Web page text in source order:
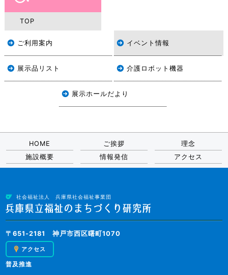
TOP
ご利用案内 イベント情報
展示品リスト 介護ロボット機器
展示ホールだより
HOME ご挨拶
理念
施設概要
情報発信 アクセス
社会福祉法人 兵庫県社会福祉事業団
〒651-2181 神戸市西区曙町1070
アクセス
普及推進